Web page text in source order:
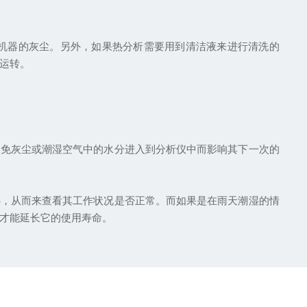
的灰尘。另外，如果热分析需要用到清洁液来进行清洗的
转。
尘或潮湿空气中的水分进入到分析仪中而影响其下一次的
从而来查看其工作状况是否正常。而如果是在雨天潮湿的情
能延长它的使用寿命。